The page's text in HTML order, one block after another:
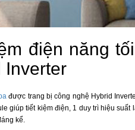
điện năng
Inverter
được trang bị công nghệ Hybrid
giúp tiết kiệm điện, 1 duy trì hiệu
kể.